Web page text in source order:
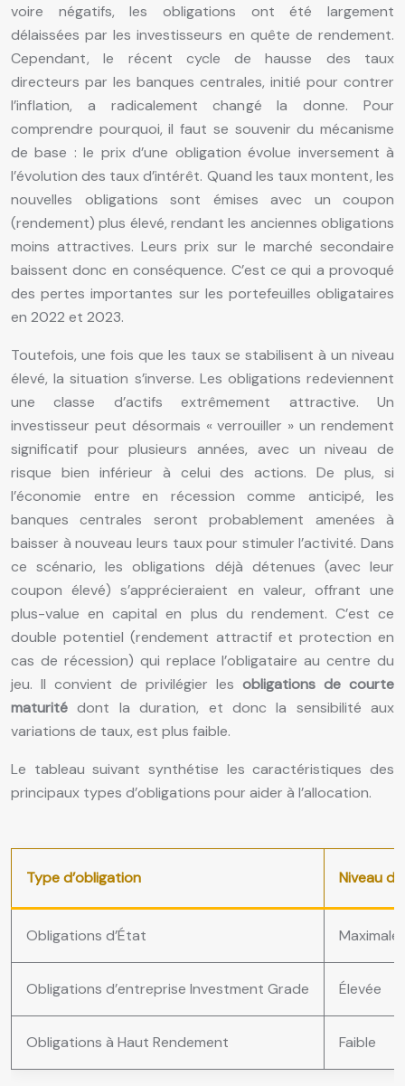
voire négatifs, les obligations ont été largement
délaissées par les investisseurs en quête de rendement.
Cependant, le récent cycle de hausse des taux
directeurs par les banques centrales, initié pour contrer
l’inflation, a radicalement changé la donne. Pour
comprendre pourquoi, il faut se souvenir du mécanisme
de base : le prix d’une obligation évolue inversement à
l’évolution des taux d’intérêt. Quand les taux montent, les
nouvelles obligations sont émises avec un coupon
(rendement) plus élevé, rendant les anciennes obligations
moins attractives. Leurs prix sur le marché secondaire
baissent donc en conséquence. C’est ce qui a provoqué
des pertes importantes sur les portefeuilles obligataires
en 2022 et 2023.
Toutefois, une fois que les taux se stabilisent à un niveau
élevé, la situation s’inverse. Les obligations redeviennent
une classe d’actifs extrêmement attractive. Un
investisseur peut désormais « verrouiller » un rendement
significatif pour plusieurs années, avec un niveau de
risque bien inférieur à celui des actions. De plus, si
l’économie entre en récession comme anticipé, les
banques centrales seront probablement amenées à
baisser à nouveau leurs taux pour stimuler l’activité. Dans
ce scénario, les obligations déjà détenues (avec leur
coupon élevé) s’apprécieraient en valeur, offrant une
plus-value en capital en plus du rendement. C’est ce
double potentiel (rendement attractif et protection en
cas de récession) qui replace l’obligataire au centre du
jeu. Il convient de privilégier les obligations de courte
maturité dont la duration, et donc la sensibilité aux
variations de taux, est plus faible.
Le tableau suivant synthétise les caractéristiques des
principaux types d’obligations pour aider à l’allocation.
Type d’obligation Niveau
Obligations d’État Maximale
Obligations d’entreprise Investment Grade Élevée
Obligations à Haut Rendement Faible